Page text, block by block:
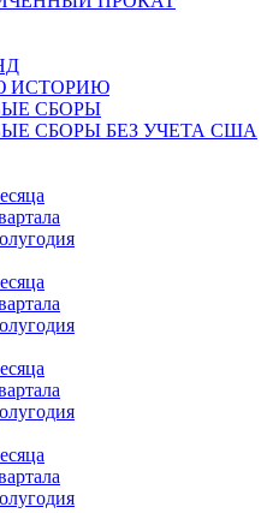
ИСТОРИЮ
СБОРЫ
СБОРЫ БЕЗ УЧЕТА США